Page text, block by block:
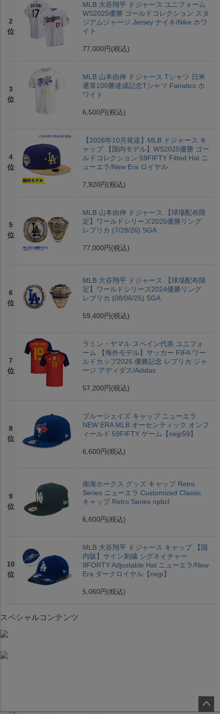
2
位
MLB 大谷翔平 ドジャース ユニフォーム
WS2025優勝 ゴールドコレクション スタ
ジアムジャージ Jersey ナイキ/Nike ホワ
イト
77,000円 (税込)
3
位
MLB 山本由伸 ドジャース Tシャツ 日米
通算100勝達成記念Tシャツ Fanatics ホ
ワイト
6,500円 (税込)
4
位
【2026年10月発送】MLB ドジャース キ
ャップ 【国内モデル】WS2025優勝 ゴー
ルドコレクション 59FIFTY Fitted Hat ニ
ューエラ/New Era ロイヤル
7,920円 (税込)
5
位
MLB 山本由伸 ドジャース 【球場配布限
定】ワールドシリーズ2025優勝リング
レプリカ (7/28/26) SGA
77,000円 (税込)
6
位
MLB 大谷翔平 ドジャース 【球場配布限
定】ワールドシリーズ2024優勝リング
レプリカ (08/06/25) SGA
59,400円 (税込)
7
位
ラミン・ヤマル スペイン代表 ユニフォ
ーム 【海外モデル】サッカー FIFA ワー
ルドカップ2026 優勝記念 レプリカ ジャ
ージ アディダス/Adidas
57,200円 (税込)
8
位
ブルージェイズ キャップ ニューエラ
NEW ERA MLB オーセンティック オンフ
ィールド 59FIFTY ゲーム【nejp59】
6,600円 (税込)
9
位
南海ホークス グッズ キャップ Retro
Series ニューエラ Customized Classic
キャップ Retro Series npbcl
6,600円 (税込)
10
位
MLB 大谷翔平 ドジャース キャップ 【国
内版】サイン刺繍 シグネイチャー
9FORTY Adjustable Hat ニューエラ/New
Era ダークロイヤル【nejp】
5,060円 (税込)
スペシャルコンテンツ